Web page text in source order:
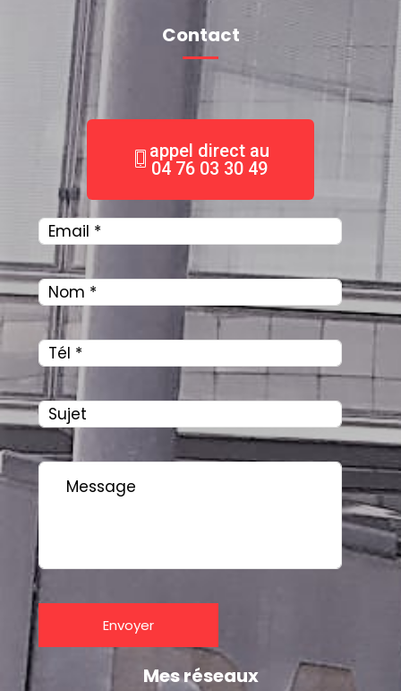
Contact
appel direct au
04 76 03 30 49
Mes réseaux